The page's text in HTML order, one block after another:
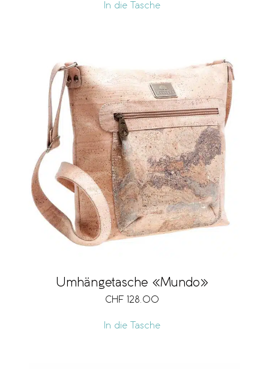
In die Tasche
Umhängetasche «Mundo»
CHF 128.00
In die Tasche